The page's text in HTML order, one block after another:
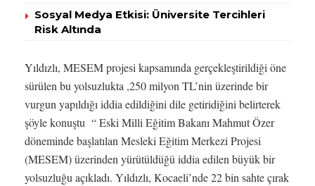
Sosyal Medya Etkisi: Üniversite Tercihleri
Risk Altında
Yıldızlı, MESEM projesi kapsamında gerçekleştirildiği öne
sürülen bu yolsuzlukta ,250 milyon TL’nin üzerinde bir
vurgun yapıldığı iddia edildiğini dile getiridiğini belirterek
şöyle konuştu “ Eski Milli Eğitim Bakanı Mahmut Özer
döneminde başlatılan Mesleki Eğitim Merkezi Projesi
(MESEM) üzerinden yürütüldüğü iddia edilen büyük bir
yolsuzluğu açıkladı. Yıldızlı, Kocaeli’nde 22 bin sahte çırak